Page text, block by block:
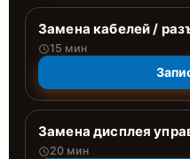
Замена кабелей /
15 мин
Замена дисплея
20 мин